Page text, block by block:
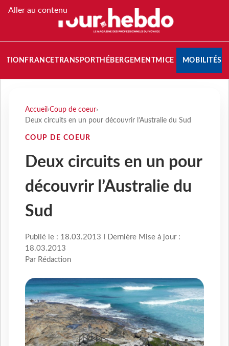
Aller au contenu
FRANCETRANSPORT HÉBERGEMENTMICE MOBILITÉS
Accueil ›Coup de coeur›
Deux circuits en un pour découvrir l’Australie du Sud
COUP DE COEUR
Deux circuits en un pour
découvrir l’Australie du
Sud
Publié le : 18.03.2013 I Dernière Mise à jour :
18.03.2013
Par Rédaction